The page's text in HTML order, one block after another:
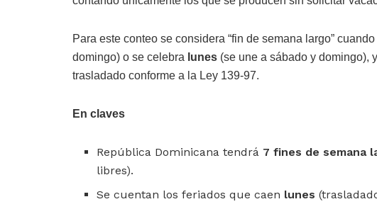
Para este conteo se considera “fin de semana largo”
domingo) o se celebra lunes (se une a sábado y domingo),
trasladado conforme a la Ley 139-97.
En claves
República Dominicana tendrá 7 fines de semana
libres).
Se cuentan los feriados que caen lunes